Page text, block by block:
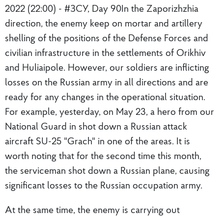
2022 (22:00) - #ЗСУ, Day 90In the Zaporizhzhia
direction, the enemy keep on mortar and artillery
shelling of the positions of the Defense Forces and
civilian infrastructure in the settlements of Orikhiv
and Huliaipole. However, our soldiers are inflicting
losses on the Russian army in all directions and are
ready for any changes in the operational situation.
For example, yesterday, on May 23, a hero from our
National Guard in shot down a Russian attack
aircraft SU-25 "Grach" in one of the areas. It is
worth noting that for the second time this month,
the serviceman shot down a Russian plane, causing
significant losses to the Russian occupation army.
At the same time, the enemy is carrying out